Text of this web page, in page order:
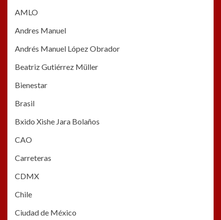
AMLO
Andres Manuel
Andrés Manuel López Obrador
Beatriz Gutiérrez Müller
Bienestar
Brasil
Bxido Xishe Jara Bolaños
CAO
Carreteras
CDMX
Chile
Ciudad de México